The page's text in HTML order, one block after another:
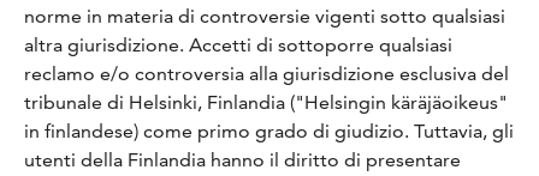
norme in materia di controversie vigenti sotto qualsiasi
altra giurisdizione. Accetti di sottoporre qualsiasi
reclamo e/o controversia alla giurisdizione esclusiva del
tribunale di Helsinki, Finlandia ("Helsingin käräjäoikeus"
in finlandese) come primo grado di giudizio. Tuttavia, gli
utenti della Finlandia hanno il diritto di presentare